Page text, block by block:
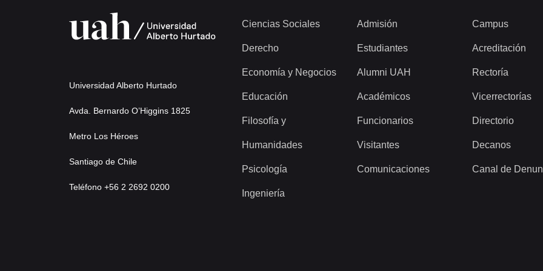
Universidad Alberto Hurtado
Avda. Bernardo O’Higgins 1825
Metro Los Héroes
Santiago de Chile
Teléfono +56 2 2692 0200
Ciencias Sociales
Derecho
Economía y Negocios
Educación
Filosofía y
Humanidades
Psicología
Ingeniería
Admisión
Estudiantes
Alumni UAH
Académicos
Funcionarios
Visitantes
Comunicaciones
Campus
Acreditación
Rectoría
Vicerrectorías
Directorio
Decanos
Canal de